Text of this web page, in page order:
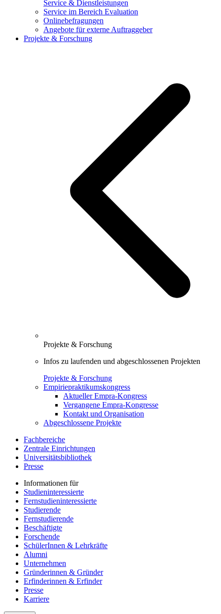
Service & Dienstleistungen
Service im Bereich Evaluation
Onlinebefragungen
Angebote für externe Auftraggeber
Projekte & Forschung
Projekte & Forschung
Infos zu laufenden und abgeschlossenen Projekten
Projekte & Forschung
Empiriepraktikumskongress
Aktueller Empra-Kongress
Vergangene Empra-Kongresse
Kontakt und Organisation
Abgeschlossene Projekte
Fachbereiche
Zentrale Einrichtungen
Universitätsbibliothek
Presse
Informationen für
Studieninteressierte
Fernstudieninteressierte
Studierende
Fernstudierende
Beschäftigte
Forschende
SchülerInnen & Lehrkräfte
Alumni
Unternehmen
Gründerinnen & Gründer
Erfinderinnen & Erfinder
Presse
Karriere